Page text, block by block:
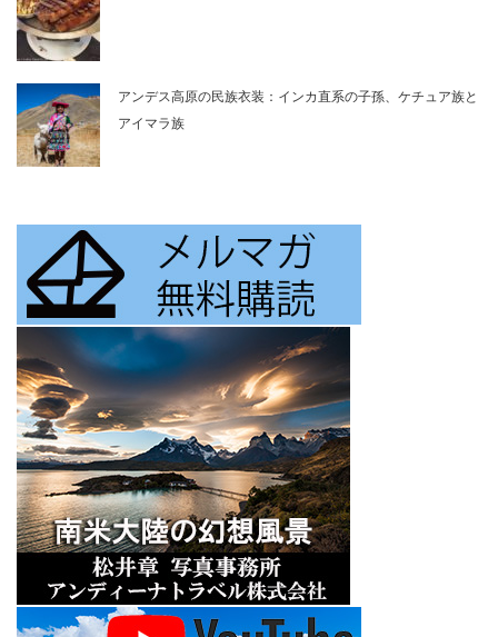
アンデス高原の民族衣装：インカ直系の子孫、ケチュア族と
アイマラ族